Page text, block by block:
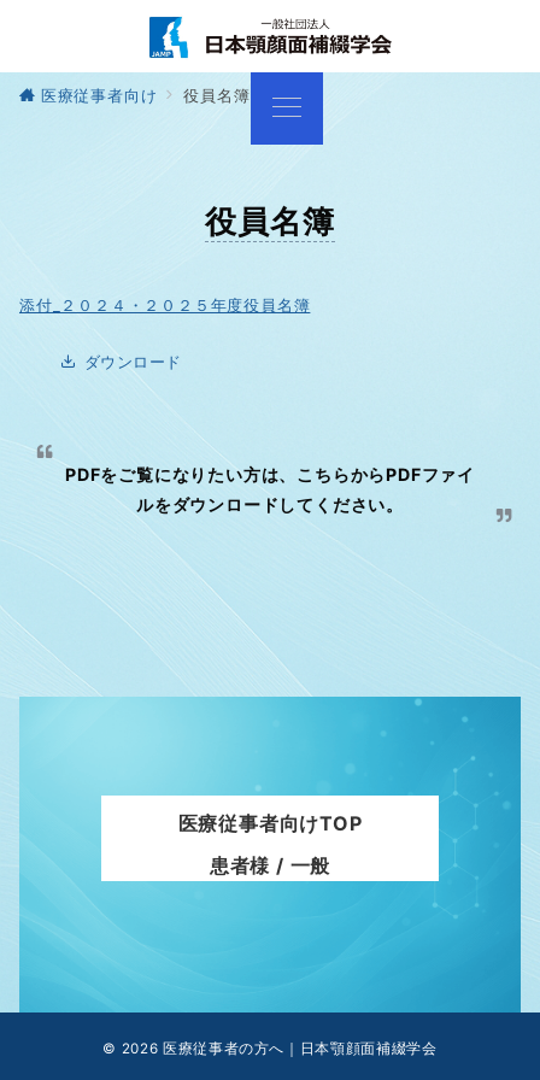
医療従事者向け 役員名簿
役員名簿
添付_２０２４・２０２５年度役員名簿
ダウンロード
PDFをご覧になりたい方は、こちらからPDFファイ
ルをダウンロードしてください。
医療従事者向けTOP
患者様 / 一般
© 2026 医療従事者の方へ｜日本顎顔面補綴学会